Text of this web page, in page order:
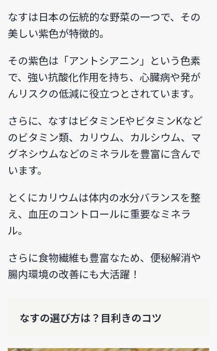
なすは日本の伝統的な野菜の一つで、その
美しい紫色が特徴的。
その紫色は「アントシアニン」という色素
で、強い抗酸化作用を持ち、心臓病や発が
んリスクの低減に役立つとされています。
さらに、なすはビタミンEやビタミンKなど
のビタミン類、カリウム、カルシウム、マ
グネシウムなどのミネラルを豊富に含んで
います。
とくにカリウムは体内の水分バランスを整
え、血圧のコントロールに重要なミネラ
ル。
さらに食物繊維も豊富なため、便秘解消や
腸内環境の改善にも大活躍！
なすの選び方は？目利きのコツ